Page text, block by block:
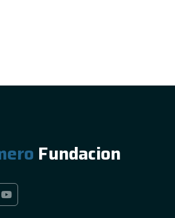
Fundacion